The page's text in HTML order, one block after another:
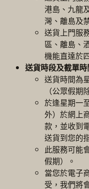
港島、九龍
灣、離島及
送貨上門服
區、離島、
機能直達於
送貨時段及截單時
送貨時間為
（公眾假期
於逢星期一
外）於網上
款，並收到
送貨到您的
此服務可能
假期）。
當您於電子
受，我們將